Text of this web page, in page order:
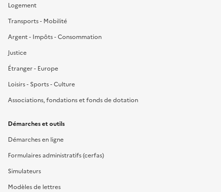
Logement
Transports - Mobilité
Argent - Impôts - Consommation
Justice
Étranger - Europe
Loisirs - Sports - Culture
Associations, fondations et fonds de dotation
Démarches et outils
Démarches en ligne
Formulaires administratifs (cerfas)
Simulateurs
Modèles de lettres